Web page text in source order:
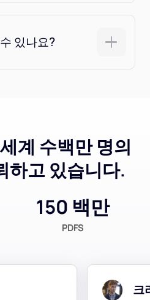
있나요?
계 수백만 명의
하고 있습니다.
150 백만
PDFS
크리스